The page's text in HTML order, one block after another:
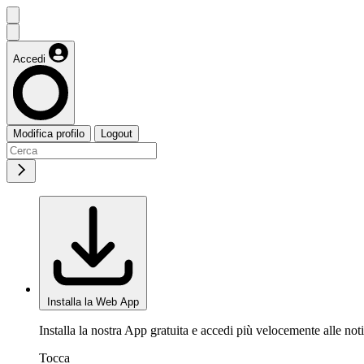
Accedi
Modifica profilo Logout
Installa la Web App
Installa la nostra App gratuita e accedi più velocemente alle
Tocca